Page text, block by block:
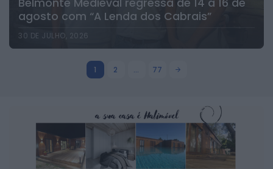
Belmonte Medieval regressa de 14 a 16 de
agosto com “A Lenda dos Cabrais”
30 DE JULHO, 2026
1 2 … 77